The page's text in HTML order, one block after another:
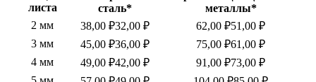
листа
сталь*
металлы*
2 мм
38,00 ₽32,00 ₽ 62,00 ₽51,00 ₽
3 мм
45,00 ₽36,00 ₽ 75,00 ₽61,00 ₽
4 мм
49,00 ₽42,00 ₽ 91,00 ₽73,00 ₽